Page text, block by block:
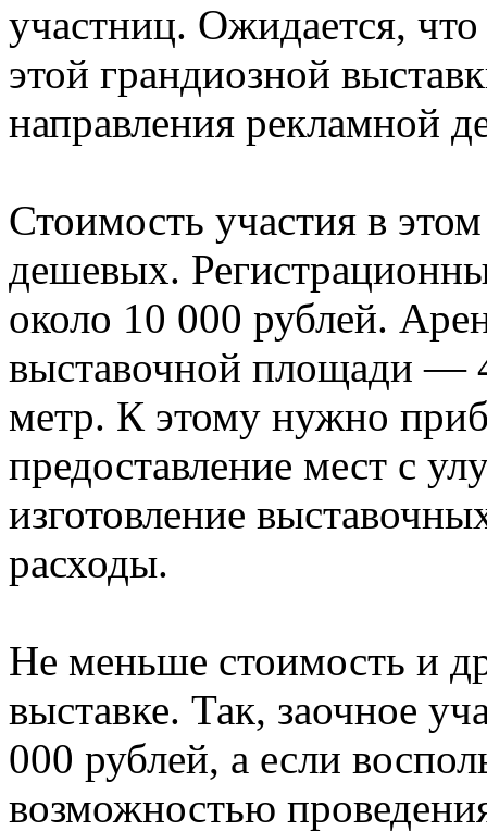
участниц. Ожидается,
этой грандиозной
направления рекламной
Стоимость участия в
дешевых.
около 10 000 рублей.
выставочной площади —
метр. К этому нужно
предоставление мест с
изготовление
расходы.
Не меньше стоимость и
выставке. Так, заочное
000 рублей, а если
возможностью